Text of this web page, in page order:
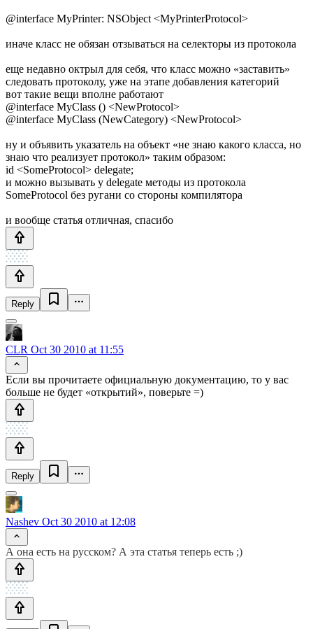
@interface MyPrinter: NSObject <MyPrinterProtocol>
иначе класс не обязан отзываться на селекторы из протокола
еще недавно октрыл для себя, что класс можно «заставить»
следовать протоколу, уже на этапе добавления категорий
вот такие вещи вполне работают
@interface MyClass () <NewProtocol>
@interface MyClass (NewCategory) <NewProtocol>
ну и объявить указатель на объект «не знаю какого класса, но
знаю что реализует протокол» таким образом:
id <SomeProtocol> delegate;
и можно вызывать у delegate методы из протокола
SomeProtocol без ругани со стороны компилятора
и вообще статья отличная, спасибо
Reply
CLR Oct 30 2010 at 11:55
Если вы прочитаете официальную документацию, то у вас
больше не будет «открытий», поверьте =)
Reply
Nashev Oct 30 2010 at 12:08
А она есть на русском? А эта статья теперь есть ;)